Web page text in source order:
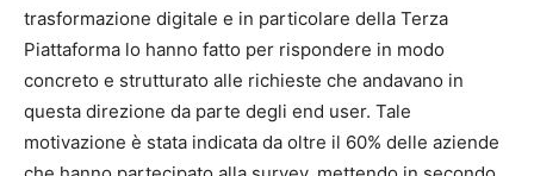
trasformazione digitale e in particolare della Terza
Piattaforma lo hanno fatto per rispondere in modo
concreto e strutturato alle richieste che andavano in
questa direzione da parte degli end user. Tale
motivazione è stata indicata da oltre il 60% delle aziende